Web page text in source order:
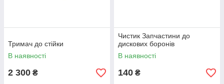
апаратів розбивають масштабні земляні грудки.
Тримач до стійки
В наявності
2 300 ₴
Чистик Запчастини до
дискових боронів
В наявності
140 ₴